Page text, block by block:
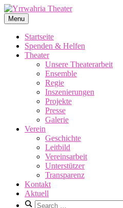
Skip
to
content
Yrrwahria
Theater
Menu
Startseite
Spenden & Helfen
Theater
Unsere Theaterarbeit
Ensemble
Regie
Inszenierungen
Projekte
Presse
Galerie
Verein
Geschichte
Leitbild
Vereinsarbeit
Unterstützer
Transparenz
Kontakt
Aktuell
Search